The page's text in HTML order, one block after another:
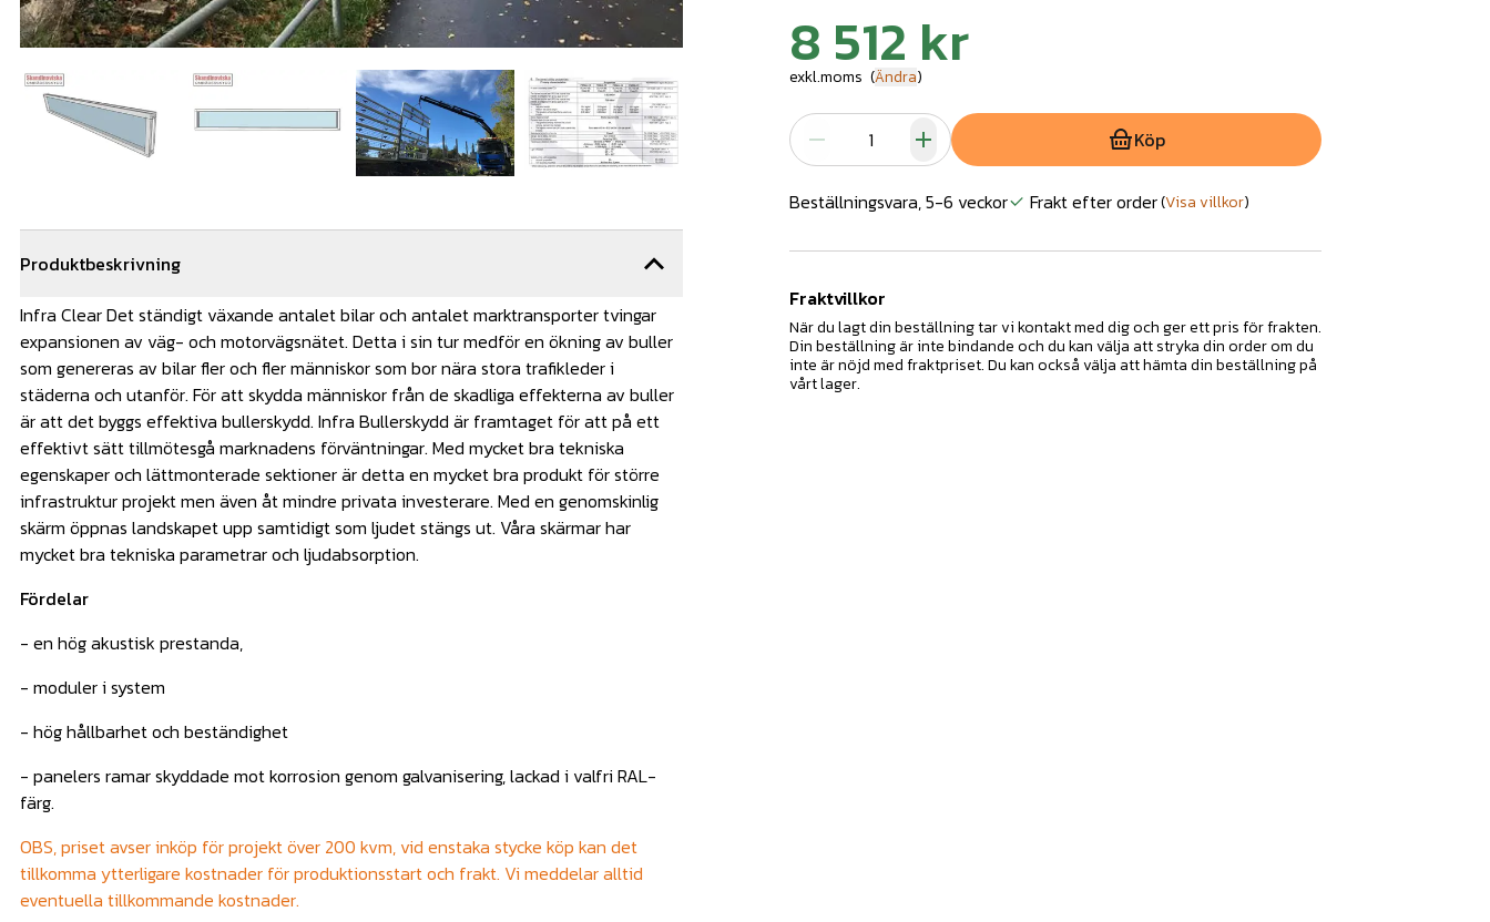
Produktbeskrivning
Infra Clear Det ständigt växande antalet bilar och antalet marktransporter tvingar
expansionen av väg- och motorvägsnätet. Detta i sin tur medför en ökning av buller
som genereras av bilar fler och fler människor som bor nära stora trafikleder i
städerna och utanför. För att skydda människor från de skadliga effekterna av buller
är att det byggs effektiva bullerskydd. Infra Bullerskydd är framtaget för att på ett
effektivt sätt tillmötesgå marknadens förväntningar. Med mycket bra tekniska
egenskaper och lättmonterade sektioner är detta en mycket bra produkt för större
infrastruktur projekt men även åt mindre privata investerare. Med en genomskinlig
skärm öppnas landskapet upp samtidigt som ljudet stängs ut. Våra skärmar har
mycket bra tekniska parametrar och ljudabsorption.
Fördelar
- en hög akustisk prestanda,
- moduler i system
- hög hållbarhet och beständighet
- panelers ramar skyddade mot korrosion genom galvanisering, lackad i valfri RAL-
färg.
OBS, priset avser inköp för projekt över 200 kvm, vid enstaka stycke köp kan det
tillkomma ytterligare kostnader för produktionsstart och frakt. Vi meddelar alltid
eventuella tillkommande kostnader.
8 512 kr
exkl.moms (Ändra)
Köp
Beställningsvara, 5-6 veckor Frakt efter order(Visa villkor)
Fraktvillkor
När du lagt din beställning tar vi kontakt med dig och ger ett pris för frakten.
Din beställning är inte bindande och du kan välja att stryka din order om du
inte är nöjd med fraktpriset. Du kan också välja att hämta din beställning på
vårt lager.